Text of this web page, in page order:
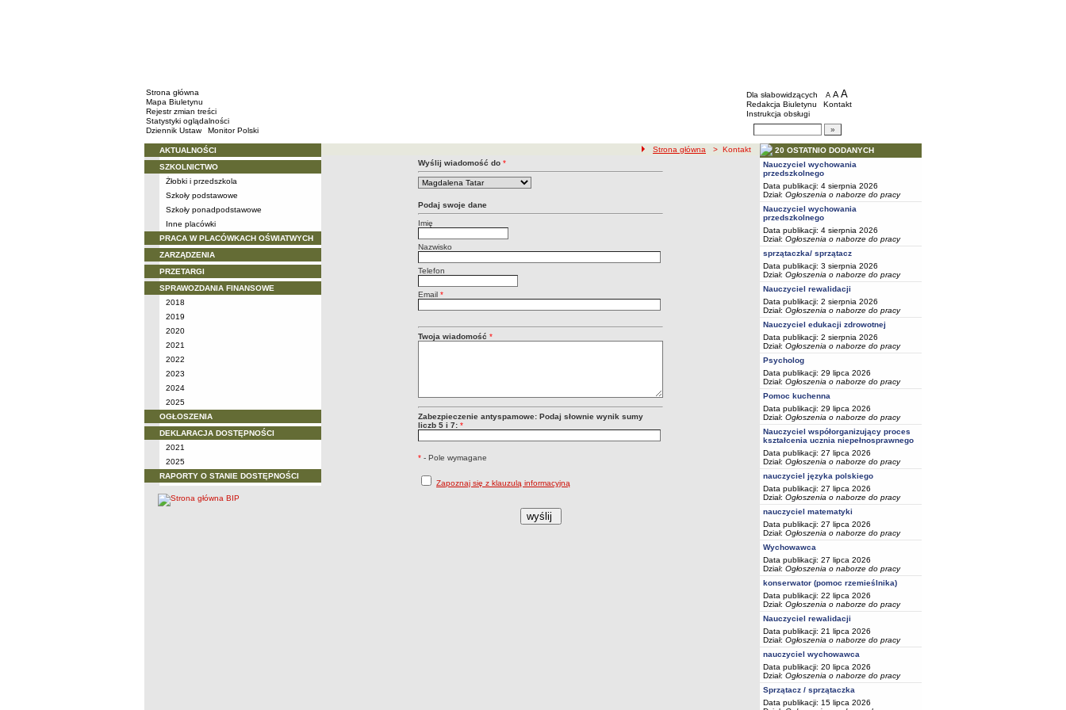
Strona główna
Mapa Biuletynu
Rejestr zmian treści
Statystyki oglądalności
Dziennik Ustaw
Monitor Polski
BIP - Szkoły i placówki wychowawcze
Menu dodatkowe
Dla słabowidzących A pomniejsz czcionkę
A standardowy rozmiar czcionki
A
Redakcja Biuletynu
Kontakt
Instrukcja obsługi
Wyszukiwarka artykułów
Menu
AKTUALNOŚCI
SZKOLNICTWO
Żłobki i przedszkola
Szkoły podstawowe
Szkoły ponadpodstawowe
Inne placówki
PRACA W PLACÓWKACH OŚWIATWYCH
ZARZĄDZENIA
PRZETARGI
SPRAWOZDANIA FINANSOWE
2018
2019
2020
2021
2022
2023
2024
2025
OGŁOSZENIA
DEKLARACJA DOSTĘPNOŚCI
2021
2025
RAPORTY O STANIE DOSTĘPNOŚCI
ścieżka nawigacji
Strona główna > Kontakt
Kontakt z Redakcją BIPWyślij wiadomość do *
Podaj swoje dane
Imię
Nazwisko
Telefon
Email *
Twoja wiadomość *
Zabezpieczenie antyspamowe: Podaj słownie wynik sumy
liczb 5 i 7: *
* - Pole wymagane
Zapoznaj się z klauzulą informacyjną
20 OSTATNIO DODANYCH
Nauczyciel wychowania
przedszkolnego
Data publikacji: 4 sierpnia 2026
Dział: Ogłoszenia o naborze do pracy
Nauczyciel wychowania
przedszkolnego
Data publikacji: 4 sierpnia 2026
Dział: Ogłoszenia o naborze do pracy
sprzątaczka/ sprzątacz
Data publikacji: 3 sierpnia 2026
Dział: Ogłoszenia o naborze do pracy
Nauczyciel rewalidacji
Data publikacji: 2 sierpnia 2026
Dział: Ogłoszenia o naborze do pracy
Nauczyciel edukacji zdrowotnej
Data publikacji: 2 sierpnia 2026
Dział: Ogłoszenia o naborze do pracy
Psycholog
Data publikacji: 29 lipca 2026
Dział: Ogłoszenia o naborze do pracy
Pomoc kuchenna
Data publikacji: 29 lipca 2026
Dział: Ogłoszenia o naborze do pracy
Nauczyciel współorganizujący proces
kształcenia ucznia niepełnosprawnego
Data publikacji: 27 lipca 2026
Dział: Ogłoszenia o naborze do pracy
nauczyciel języka polskiego
Data publikacji: 27 lipca 2026
Dział: Ogłoszenia o naborze do pracy
nauczyciel matematyki
Data publikacji: 27 lipca 2026
Dział: Ogłoszenia o naborze do pracy
Wychowawca
Data publikacji: 27 lipca 2026
Dział: Ogłoszenia o naborze do pracy
konserwator (pomoc rzemieślnika)
Data publikacji: 22 lipca 2026
Dział: Ogłoszenia o naborze do pracy
Nauczyciel rewalidacji
Data publikacji: 21 lipca 2026
Dział: Ogłoszenia o naborze do pracy
nauczyciel wychowawca
Data publikacji: 20 lipca 2026
Dział: Ogłoszenia o naborze do pracy
Sprzątacz / sprzątaczka
Data publikacji: 15 lipca 2026